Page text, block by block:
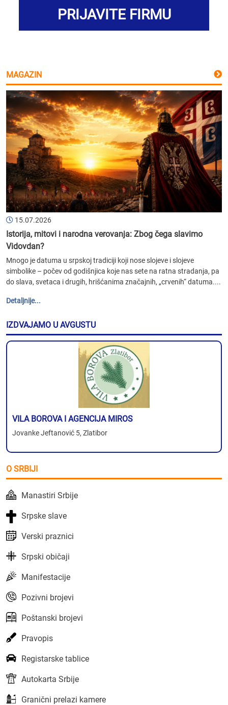
PRIJAVITE FIRMU
MAGAZIN
15.07.2026
Istorija, mitovi i narodna verovanja: Zbog čega slavimo
Vidovdan?
Mnogo je datuma u srpskoj tradiciji koji nose slojeve i slojeve
simbolike – počev od godišnjica koje nas sete na ratna stradanja, pa
do slava, svetaca i drugih, hrišćanima značajnih, „crvenih“ datuma....
Detaljnije...
IZDVAJAMO U AVGUSTU
VILA BOROVA I AGENCIJA MIROS
Jovanke Jeftanović 5, Zlatibor
O SRBIJI
Manastiri Srbije
Srpske slave
Verski praznici
Srpski običaji
Manifestacije
Pozivni brojevi
Poštanski brojevi
Pravopis
Registarske tablice
Autokarta Srbije
Granični prelazi kamere